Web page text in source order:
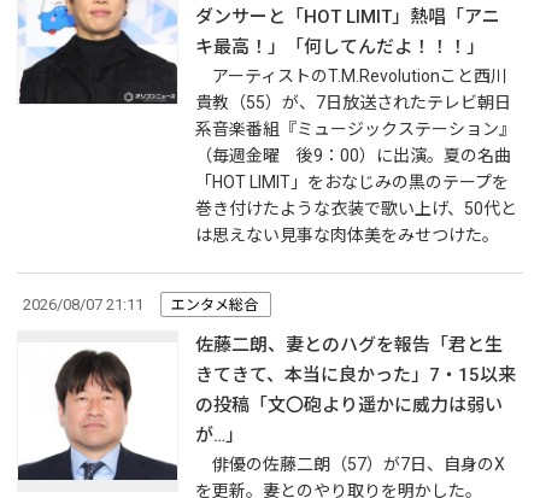
ダンサーと「HOT LIMIT」熱唱「アニ
キ最高！」「何してんだよ！！！」
アーティストのT.M.Revolutionこと西川
貴教（55）が、7日放送されたテレビ朝日
系音楽番組『ミュージックステーション』
（毎週金曜 後9：00）に出演。夏の名曲
「HOT LIMIT」をおなじみの黒のテープを
巻き付けたような衣装で歌い上げ、50代と
は思えない見事な肉体美をみせつけた。
2026/08/07 21:11 エンタメ総合
佐藤二朗、妻とのハグを報告「君と生
きてきて、本当に良かった」7・15以来
の投稿「文〇砲より遥かに威力は弱い
が…」
俳優の佐藤二朗（57）が7日、自身のX
を更新。妻とのやり取りを明かした。